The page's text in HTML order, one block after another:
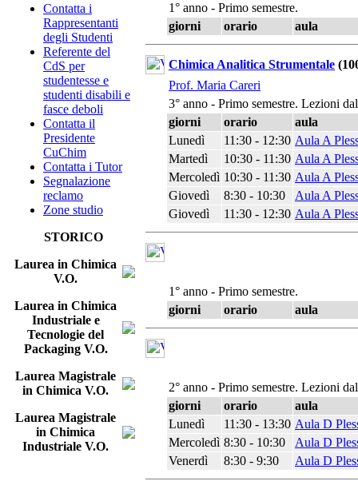
Contatta i
Rappresentanti
degli Studenti
Referente del
CdS per
studentesse e
studenti disabili e
fasce deboli
Contatta il
Presidente
CuChim
Contatta i Tutor
Segnalazione
reclamo
Zone studio
STORICO
Laurea in Chimica
V.O.
Laurea in Chimica
Industriale e
Tecnologie del
Packaging V.O.
Laurea Magistrale
in Chimica V.O.
Laurea Magistrale
in Chimica
Industriale V.O.
1° anno - Primo semestre.
giorni
orario aula
Chimica Analitica Strumentale
Prof. Maria Careri
3° anno - Primo semestre. Lezioni
giorni
orario
aula
Lunedì
11:30 - 12:30 Aula A
Martedì
10:30 - 11:30 Aula A
Mercoledì 10:30 - 11:30 Aula A
Giovedì
8:30 - 10:30
Aula A
Giovedì
11:30 - 12:30 Aula A
1° anno - Primo semestre.
giorni
orario aula
2° anno - Primo semestre. Lezioni
giorni
orario
aula
Lunedì
11:30 - 13:30 Aula D
Mercoledì 8:30 - 10:30
Aula D
Venerdì
8:30 - 9:30 Aula D